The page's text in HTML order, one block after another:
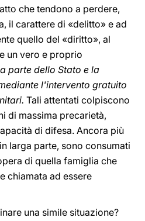
che tendono a perdere,
il carattere di «delitto» e ad
quello del «diritto», al
un vero e proprio
parte dello Stato e la
l'intervento gratuito
Tali attentati colpiscono
di massima precarietà,
di difesa. Ancora più
larga parte, sono consumati
di quella famiglia che
chiamata ad essere
una simile situazione?